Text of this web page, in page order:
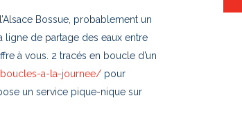
Bossue, probablement un
de partage des eaux entre
à vous. 2 tracés en boucle d’un
a-la-journee/ pour
un service pique-nique sur